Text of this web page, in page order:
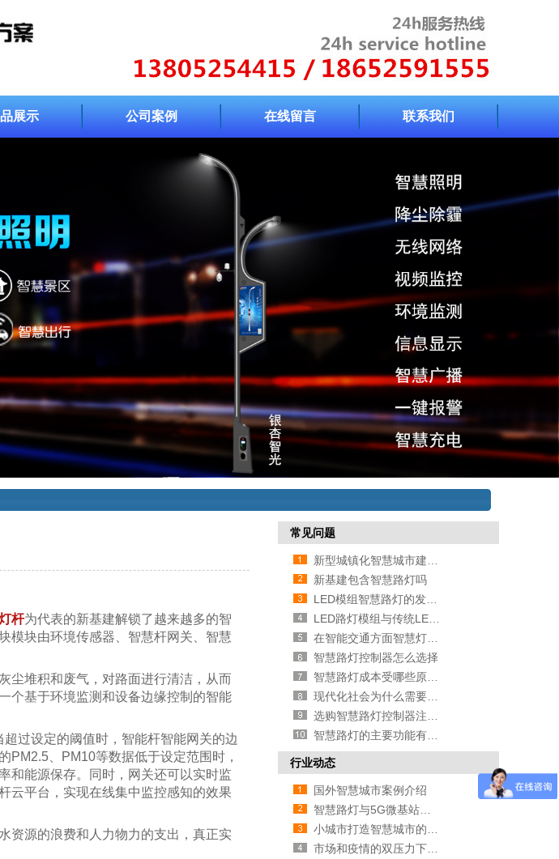
展示 公司案例 在线留言 联系我们
杆为代表的新基建解锁了越来越多的智
模块由环境传感器、智慧杆网关、智慧
堆积和废气，对路面进行清洁，从而
个基于环境监测和设备边缘控制的智能
过设定的阈值时，智能杆智能网关的边
、PM10等数据低于设定范围时，
和能源保存。同时，网关还可以实时监
云平台，实现在线集中监控感知的效果
源的浪费和人力物力的支出，真正实
常见问题
新基建包含智慧路灯吗
智慧路灯控制器怎么选择
行业动态
国外智慧城市案例介绍